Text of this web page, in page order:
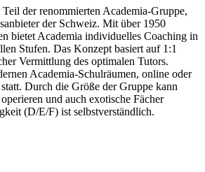
der renommierten Academia-Gruppe,
der Schweiz. Mit über 1950
bietet Academia individuelles Coaching in
Stufen. Das Konzept basiert auf 1:1
Vermittlung des optimalen Tutors.
Academia-Schulräumen, online oder
Durch die Größe der Gruppe kann
und auch exotische Fächer
(D/E/F) ist selbstverständlich.